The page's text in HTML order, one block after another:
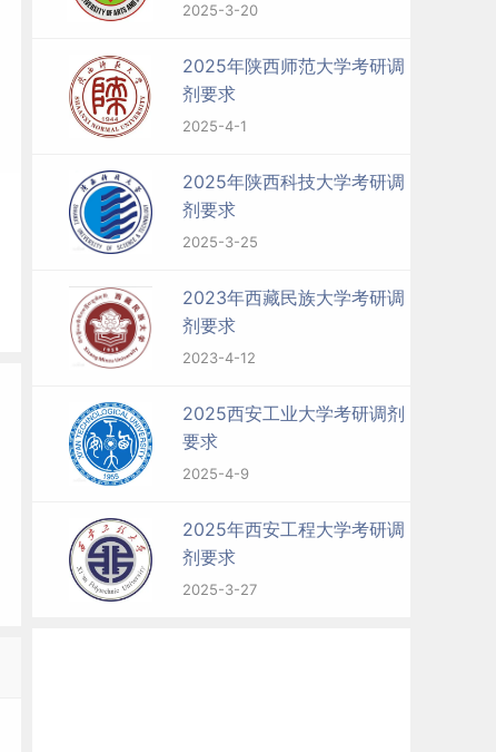
2025-3-20
2025年陕西师范大学考研调
剂要求
2025-4-1
2025年陕西科技大学考研调
剂要求
2025-3-25
2023年西藏民族大学考研调
剂要求
2023-4-12
2025西安工业大学考研调剂
要求
2025-4-9
2025年西安工程大学考研调
剂要求
2025-3-27